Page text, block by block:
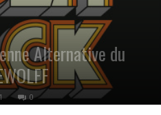
Alternative du
0